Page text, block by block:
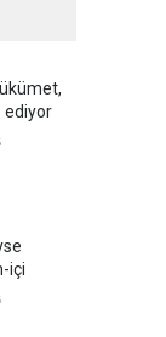
ediyor
içi